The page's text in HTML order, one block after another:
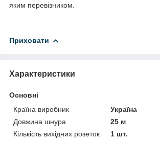
яким перевізником.
Приховати
Характеристики
Основні
Країна виробник
Україна
Довжина шнура
25 м
Кількість вихідних розеток
1 шт.